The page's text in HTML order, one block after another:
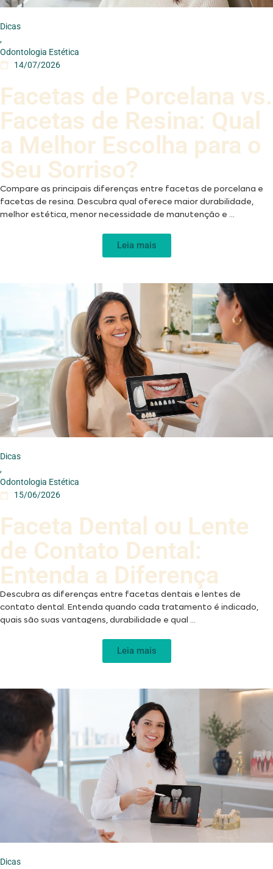
Dicas
,
Odontologia Estética
14/07/2026
Facetas de Porcelana vs.
Facetas de Resina: Qual
a Melhor Escolha para o
Seu Sorriso?
Compare as principais diferenças entre facetas de porcelana e
facetas de resina. Descubra qual oferece maior durabilidade,
melhor estética, menor necessidade de manutenção e ...
Leia mais
Dicas
,
Odontologia Estética
15/06/2026
Faceta Dental ou Lente
de Contato Dental:
Entenda a Diferença
Descubra as diferenças entre facetas dentais e lentes de
contato dental. Entenda quando cada tratamento é indicado,
quais são suas vantagens, durabilidade e qual ...
Leia mais
Dicas